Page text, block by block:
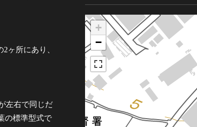
ヶ所にあり、
左右で同じだ
の標準型式で
+
−